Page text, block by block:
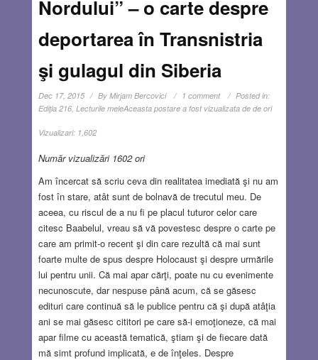
Nordului” – o carte despre
deportarea în Transnistria
şi gulagul din Siberia
Dec 17, 2015 By Mirjam Bercovici 1 comment
Posted in:
Ediţia 216, Lecturile meleAceasta postare a fost vizualizata de de ori
Vizualizari: 1,602
Număr vizualizări 1602 ori
Am încercat să scriu ceva din realitatea imediată şi nu am
fost în stare, atât sunt de bolnavă de trecutul meu. De
aceea, cu riscul de a nu fi pe placul tuturor celor care
citesc Baabelul, vreau să vă povestesc despre o carte pe
care am primit-o recent şi din care rezultă că mai sunt
foarte multe de spus despre Holocaust şi despre urmările
lui pentru unii. Că mai apar cărţi, poate nu cu evenimente
necunoscute, dar nespuse până acum, că se găsesc
edituri care continuă să le publice pentru că şi după atâţia
ani se mai găsesc cititori pe care să-i emoţioneze, că mai
apar filme cu această tematică, ştiam şi de fiecare dată
mă simt profund implicată, e de înţeles. Despre